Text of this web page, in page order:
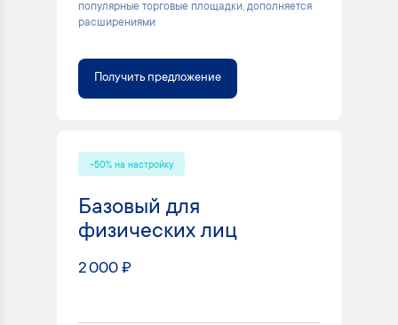
популярные торговые площадки, дополняется
расширениями
Получить предложение
-50% на настройку
Базовый для
физических лиц
2 000 ₽